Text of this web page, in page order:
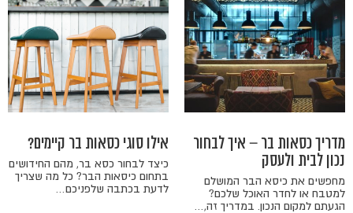
מדריך כסאות בר – איך לבחור
נכון לבית ולעסק
מחפשים את כיסא הבר המושלם
למטבח או לחדר האוכל שלכם?
הגעתם למקום הנכון. במדריך זה,…
אילו סוגי כסאות בר קיימים?
כיצד לבחור כסא בר, מהם החידושים
בתחום כיסאות הבר? כל מה שצריך
לדעת בכתבה שלפניכם…